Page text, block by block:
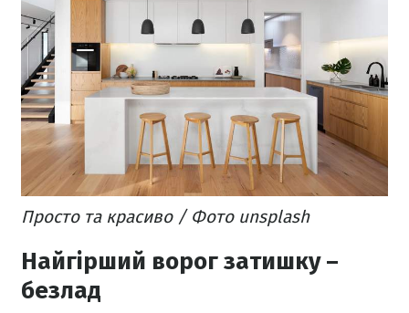
Просто та красиво / Фото unsplash
Найгірший ворог затишку –
безлад